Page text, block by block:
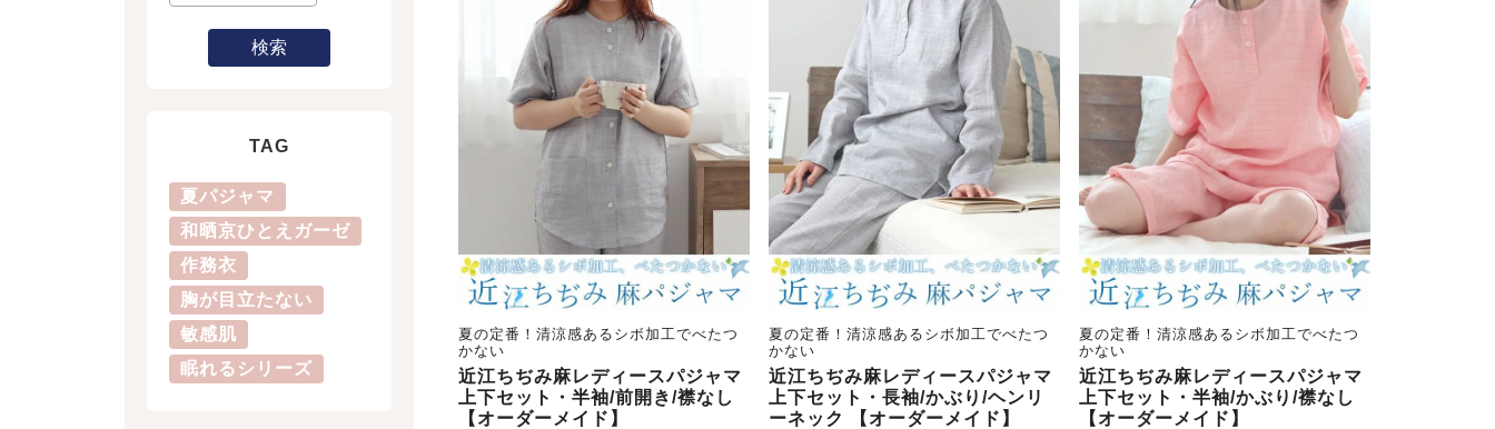
検索
TAG
夏パジャマ
和晒京ひとえガーゼ
作務衣
胸が目立たない
敏感肌
眠れるシリーズ
夏の定番！清涼感あるシボ加工でべたつ
かない
近江ちぢみ麻レディースパジャマ
上下セット・半袖/前開き/襟なし
【オーダーメイド】
夏の定番！清涼感あるシボ加工でべたつ
かない
近江ちぢみ麻レディースパジャマ
上下セット・長袖/かぶり/ヘンリ
ーネック 【オーダーメイド】
夏の定番！清涼感あるシボ加工でべたつ
かない
近江ちぢみ麻レディースパジャマ
上下セット・半袖/かぶり/襟なし
【オーダーメイド】